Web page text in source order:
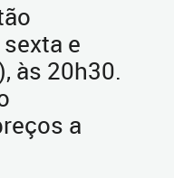
e
às 20h30.
a